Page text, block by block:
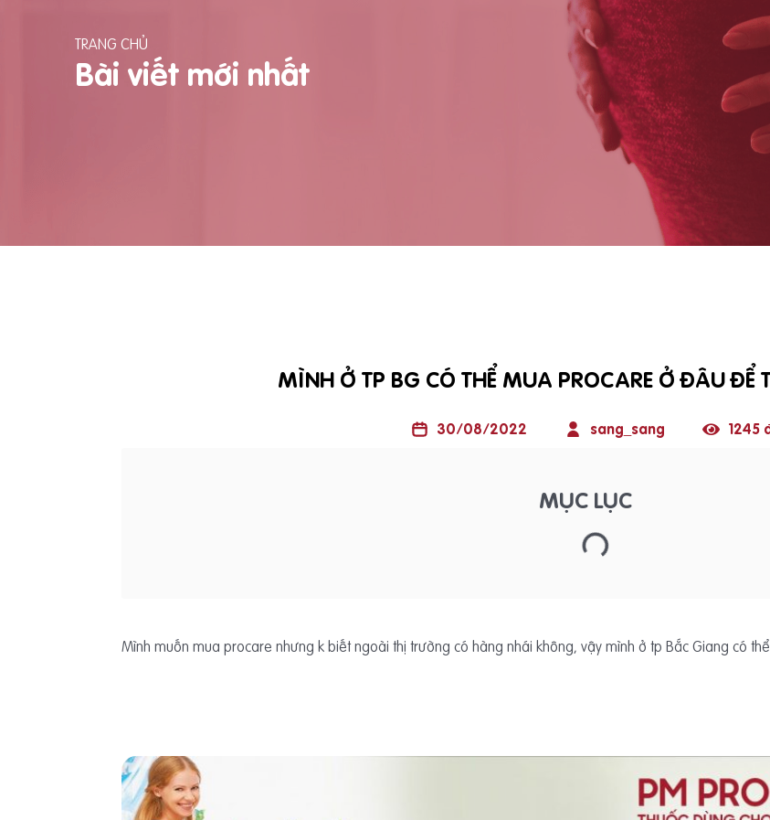
TRANG CHỦ
Bài viết mới nhất
MÌNH Ở TP BG CÓ THỂ MUA PROCARE Ở ĐÂU ĐỂ
30/08/2022 sang_sang 1245
MỤC LỤC
Mình muốn mua procare nhưng k biết ngoài thị trường có hàng nhái không, vậy mình ở tp Bắc Giang có